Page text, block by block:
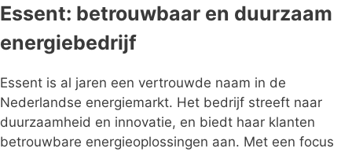
Essent: betrouwbaar en duurzaam
energiebedrijf
Essent is al jaren een vertrouwde naam in de
Nederlandse energiemarkt. Het bedrijf streeft naar
duurzaamheid en innovatie, en biedt haar klanten
betrouwbare energieoplossingen aan. Met een focus